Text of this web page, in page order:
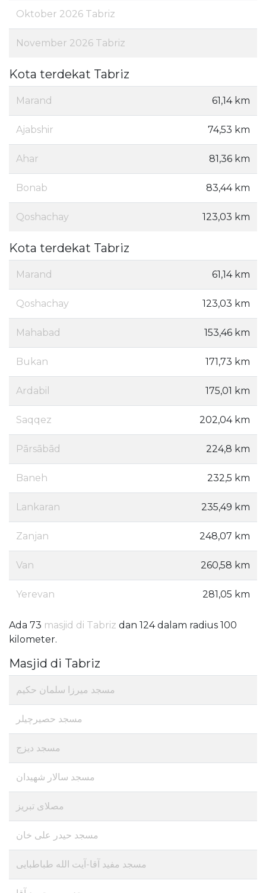
Oktober 2026 Tabriz
November 2026 Tabriz
Kota terdekat Tabriz
Marand 61,14 km
Ajabshir 74,53 km
Ahar 81,36 km
Bonab 83,44 km
Qoshachay 123,03 km
Kota terdekat Tabriz
Marand 61,14 km
Qoshachay 123,03 km
Mahabad 153,46 km
Bukan 171,73 km
Ardabil 175,01 km
Saqqez 202,04 km
Pārsābād 224,8 km
Baneh 232,5 km
Lankaran 235,49 km
Zanjan 248,07 km
Van 260,58 km
Yerevan 281,05 km
Ada 73 masjid di Tabriz dan 124 dalam radius 100
kilometer.
Masjid di Tabriz
مسجد میرزا سلمان حکیم
مسجد حصیرچیلر
مسجد دیزج
مسجد سالار شهیدان
مصلای تبریز
مسجد حیدر علی خان
مسجد مفید آقا-آیت الله طباطبایی